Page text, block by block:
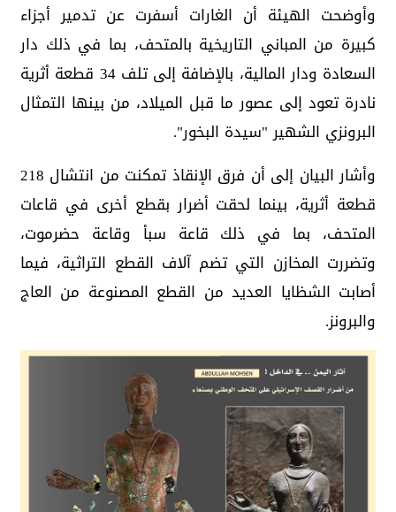
وأوضحت الهيئة أن الغارات أسفرت عن تدمير أجزاء
كبيرة من المباني التاريخية بالمتحف، بما في ذلك دار
السعادة ودار المالية، بالإضافة إلى تلف 34 قطعة أثرية
نادرة تعود إلى عصور ما قبل الميلاد، من بينها التمثال
البرونزي الشهير "سيدة البخور".
وأشار البيان إلى أن فرق الإنقاذ تمكنت من انتشال 218
قطعة أثرية، بينما لحقت أضرار بقطع أخرى في قاعات
المتحف، بما في ذلك قاعة سبأ وقاعة حضرموت،
وتضررت المخازن التي تضم آلاف القطع التراثية، فيما
أصابت الشظايا العديد من القطع المصنوعة من العاج
والبرونز.